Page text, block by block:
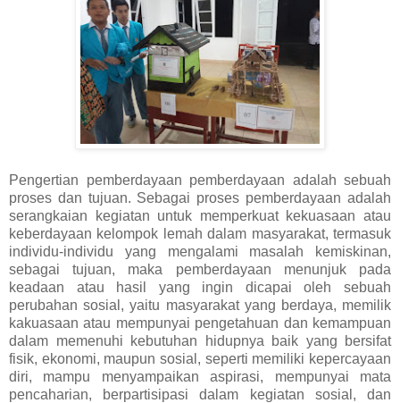
Pengertian pemberdayaan pemberdayaan adalah sebuah
proses dan tujuan. Sebagai proses pemberdayaan adalah
serangkaian kegiatan untuk memperkuat kekuasaan atau
keberdayaan kelompok lemah dalam masyarakat, termasuk
individu-individu yang mengalami masalah kemiskinan,
sebagai tujuan, maka pemberdayaan menunjuk pada
keadaan atau hasil yang ingin dicapai oleh sebuah
perubahan sosial, yaitu masyarakat yang berdaya, memilik
kakuasaan atau mempunyai pengetahuan dan kemampuan
dalam memenuhi kebutuhan hidupnya baik yang bersifat
fisik, ekonomi, maupun sosial, seperti memiliki kepercayaan
diri, mampu menyampaikan aspirasi, mempunyai mata
pencaharian, berpartisipasi dalam kegiatan sosial, dan